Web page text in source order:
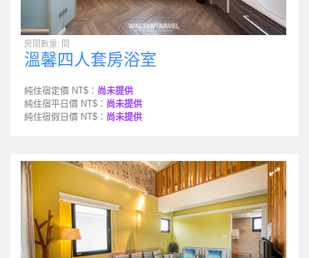
房間數量: 間
溫馨四人套房浴室
純住宿定價 NT$： 尚未提供
純住宿平日價 NT$： 尚未提供
純住宿假日價 NT$： 尚未提供